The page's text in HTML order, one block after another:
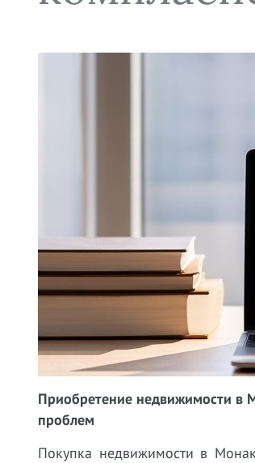
Приобретение недвижимости в
проблем
Покупка недвижимости в